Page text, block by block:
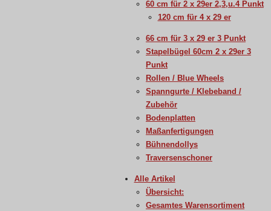
60 cm für 2 x 29er 2,3,u.4 Punkt
120 cm für 4 x 29 er
66 cm für 3 x 29 er 3 Punkt
Stapelbügel 60cm 2 x 29er 3
Punkt
Rollen / Blue Wheels
Spanngurte / Klebeband /
Zubehör
Bodenplatten
Maßanfertigungen
Bühnendollys
Traversenschoner
Alle Artikel
Übersicht:
Gesamtes Warensortiment